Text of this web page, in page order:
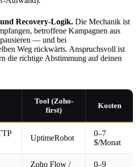
Recovery-Logik. Die Mechanik ist
betroffene Kampagnen aus
— und bei
Weg rückwärts. Anspruchsvoll ist
die richtige Abstimmung auf deinen
Tool (Zoho-
first)
Kosten
UptimeRobot
0–7
$/Monat
Zoho Flow /
0–9